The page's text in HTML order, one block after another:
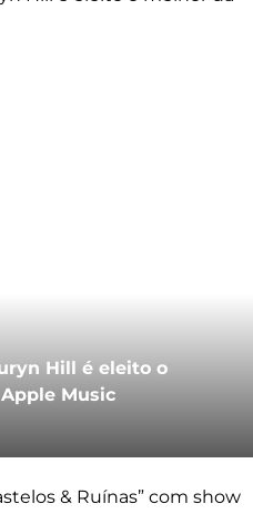
Hill é eleito o
Music